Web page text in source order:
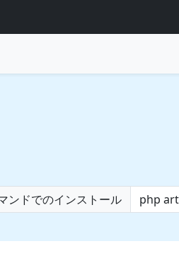
ンドでのインストール